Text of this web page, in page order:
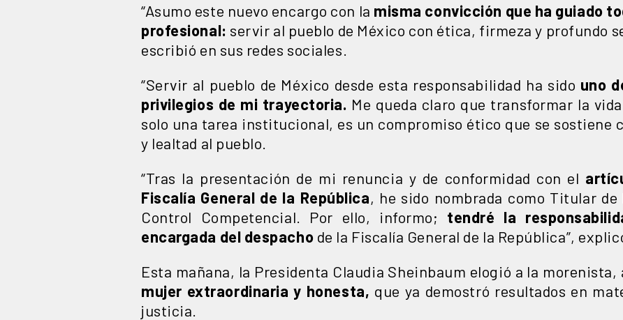
“Asumo este nuevo encargo con la misma convicción que ha guiado
profesional: servir al pueblo de México con ética, firmeza y profundo
escribió en sus redes sociales.
“Servir al pueblo de México desde esta responsabilidad ha sido uno
privilegios de mi trayectoria. Me queda claro que transformar la
solo una tarea institucional, es un compromiso ético que se sostiene
y lealtad al pueblo.
“Tras la presentación de mi renuncia y de conformidad con el
Fiscalía General de la República, he sido nombrada como Titular
Control Competencial. Por ello, informo; tendré la
encargada del despacho de la Fiscalía General de la República”,
Esta mañana, la Presidenta Claudia Sheinbaum elogió a la morenista,
mujer extraordinaria y honesta, que ya demostró resultados en
justicia.